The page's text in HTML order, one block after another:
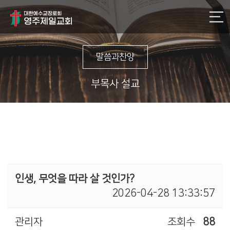
말씀과찬양
부목사 설교
인생, 무엇을 따라 살 것인가?
2026-04-28 13:33:57
관리자 조회수 88